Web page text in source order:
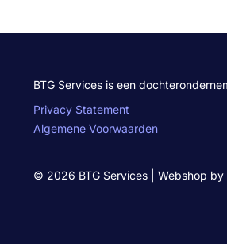
BTG Services is een dochteronderneming
Privacy Statement
Algemene Voorwaarden
© 2026 BTG Services | Webshop by